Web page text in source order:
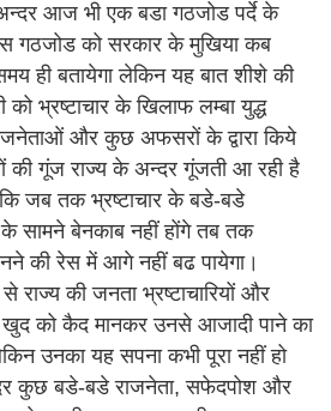
आज भी एक बडा गठजोड पर्दे के
गठजोड को सरकार के मुखिया कब
ही बतायेगा लेकिन यह बात शीशे की
भ्रष्टाचार के खिलाफ लम्बा युद्ध
और कुछ अफसरों के द्वारा किये
की गूंज राज्य के अन्दर गूंजती आ रही है
जब तक भ्रष्टाचार के बडे-बडे
सामने बेनकाब नहीं होंगे तब तक
की रेस में आगे नहीं बढ पायेगा।
राज्य की जनता भ्रष्टाचारियों और
खुद को कैद मानकर उनसे आजादी पाने का
उनका यह सपना कभी पूरा नहीं हो
कुछ बडे-बडे राजनेता, सफेदपोश और